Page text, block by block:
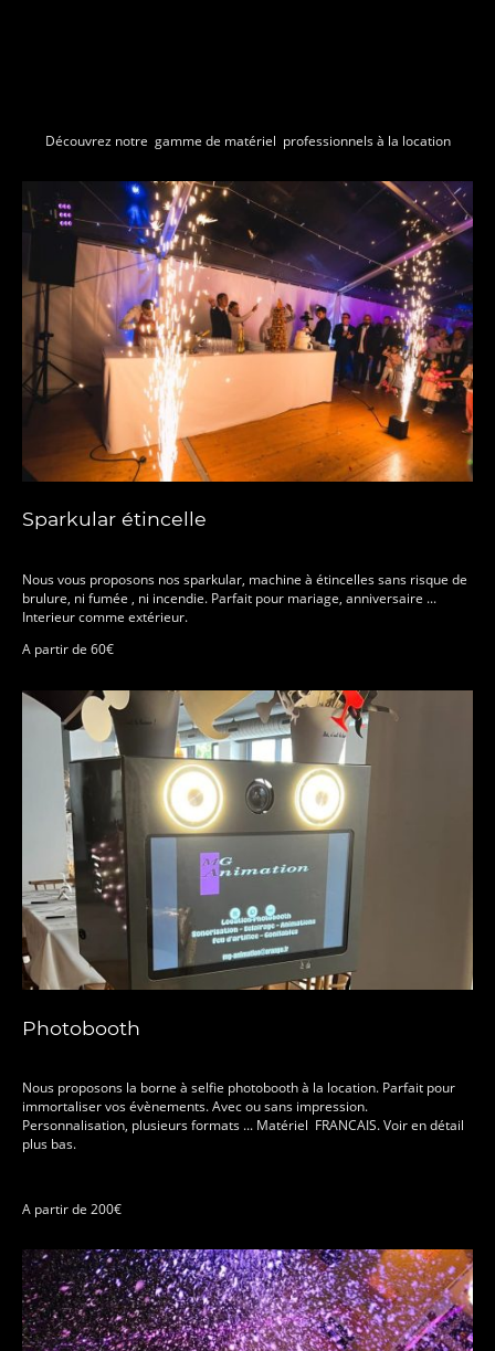
Découvrez notre gamme de matériel professionnels à la location
Sparkular étincelle
Nous vous proposons nos sparkular, machine à étincelles sans risque de
brulure, ni fumée , ni incendie. Parfait pour mariage, anniversaire ...
Interieur comme extérieur.
A partir de 60€
Photobooth
Nous proposons la borne à selfie photobooth à la location. Parfait pour
immortaliser vos évènements. Avec ou sans impression.
Personnalisation, plusieurs formats ... Matériel FRANCAIS. Voir en détail
plus bas.
A partir de 200€